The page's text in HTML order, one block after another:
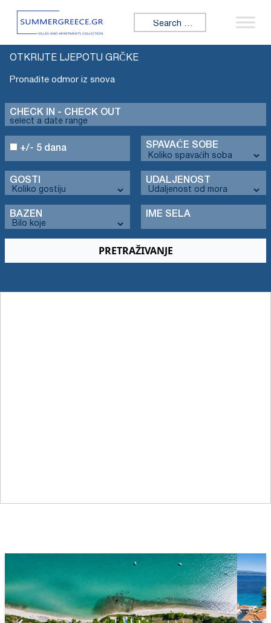
Search for:
OTKRIJTE LJEPOTU GRČKE
Pronađite odmor iz snova
CHECK IN - CHECK OUT
SPAVAĆE SOBE
GOSTI UDALJENOST
+/- 5 dana
BAZEN IME SELA